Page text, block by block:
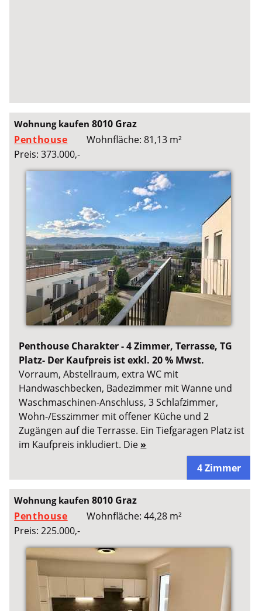
Wohnung kaufen8010 Graz
Penthouse
Wohnfläche: 81,13 m²
Preis: 373.000,-
Penthouse Charakter - 4 Zimmer, Terrasse, TG
Platz- Der Kaufpreis ist exkl. 20 % Mwst.
Vorraum, Abstellraum, extra WC mit
Handwaschbecken, Badezimmer mit Wanne und
Waschmaschinen-Anschluss, 3 Schlafzimmer,
Wohn-/Esszimmer mit offener Küche und 2
Zugängen auf die Terrasse. Ein Tiefgaragen Platz ist
im Kaufpreis inkludiert. Die »
4 Zimmer
Wohnung kaufen8010 Graz
Penthouse
Wohnfläche: 44,28 m²
Preis: 225.000,-